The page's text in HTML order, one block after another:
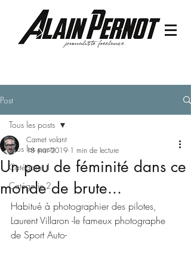
Post
Tous les posts
Catégorie 1
Catégorie 2
Tous les posts
Un peu de féminité dans ce
monde de brute...
Carnet volant
18 mai 2019 1 min de lecture
Habitué à photographier des pilotes,
Laurent Villaron -le fameux photographe
de Sport Auto-